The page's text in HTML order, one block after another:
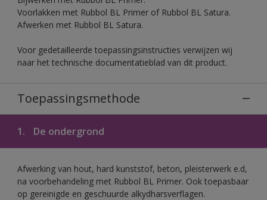
Voorlakken met Rubbol BL Primer of Rubbol BL Satura.
Afwerken met Rubbol BL Satura.
Voor gedetailleerde toepassingsinstructies verwijzen wij
naar het technische documentatieblad van dit product.
Toepassingsmethode
1. De ondergrond
Afwerking van hout, hard kunststof, beton, pleisterwerk e.d,
na voorbehandeling met Rubbol BL Primer. Ook toepasbaar
op gereinigde en geschuurde alkydharsverflagen.